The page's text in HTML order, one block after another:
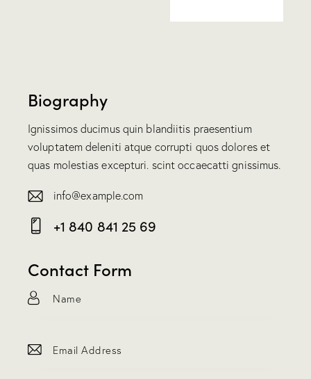
Biography
Ignissimos ducimus quin blandiitis praesentium
voluptatem deleniti atque corrupti quos dolores et
quas molestias excepturi. scint occaecatti gnissimus.
E-
m
info@example.com
on
e:
+1 840 841 25 69
Contact Form